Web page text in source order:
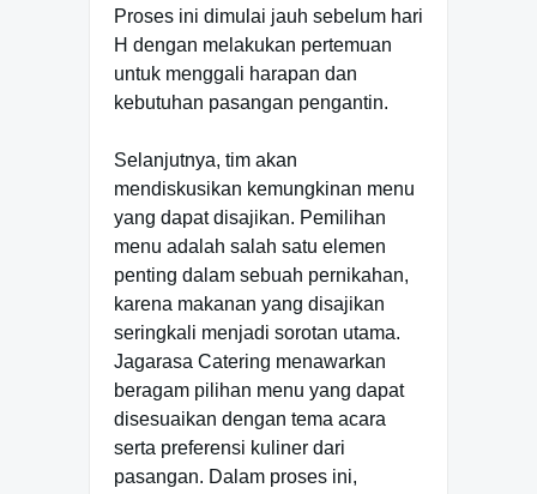
Proses ini dimulai jauh sebelum hari
H dengan melakukan pertemuan
untuk menggali harapan dan
kebutuhan pasangan pengantin.
Selanjutnya, tim akan
mendiskusikan kemungkinan menu
yang dapat disajikan. Pemilihan
menu adalah salah satu elemen
penting dalam sebuah pernikahan,
karena makanan yang disajikan
seringkali menjadi sorotan utama.
Jagarasa Catering menawarkan
beragam pilihan menu yang dapat
disesuaikan dengan tema acara
serta preferensi kuliner dari
pasangan. Dalam proses ini,